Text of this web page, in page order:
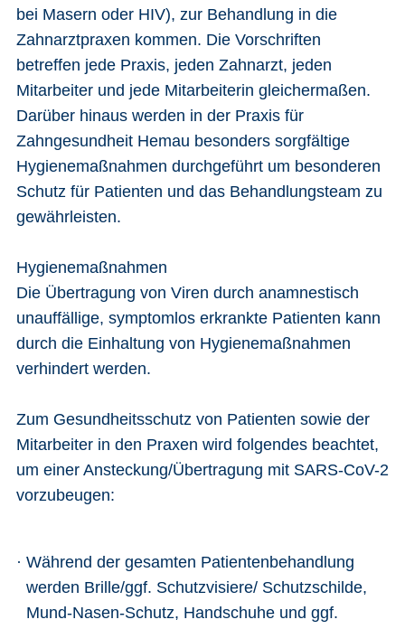
bei Masern oder HIV), zur Behandlung in die
Zahnarztpraxen kommen. Die Vorschriften
betreffen jede Praxis, jeden Zahnarzt, jeden
Mitarbeiter und jede Mitarbeiterin gleichermaßen.
Darüber hinaus werden in der Praxis für
Zahngesundheit Hemau besonders sorgfältige
Hygienemaßnahmen durchgeführt um besonderen
Schutz für Patienten und das Behandlungsteam zu
gewährleisten.
Hygienemaßnahmen
Die Übertragung von Viren durch anamnestisch
unauffällige, symptomlos erkrankte Patienten kann
durch die Einhaltung von Hygienemaßnahmen
verhindert werden.
Zum Gesundheitsschutz von Patienten sowie der
Mitarbeiter in den Praxen wird folgendes beachtet,
um einer Ansteckung/Übertragung mit SARS-CoV-2
vorzubeugen:
Während der gesamten Patientenbehandlung
werden Brille/ggf. Schutzvisiere/ Schutzschilde,
Mund-Nasen-Schutz, Handschuhe und ggf.